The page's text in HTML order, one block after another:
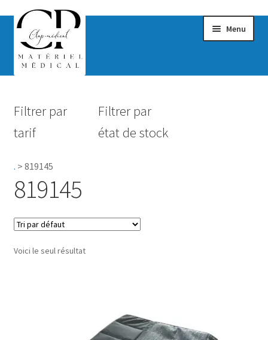
Menu
Hygiène
Accessoires Salle de bain
Filtrer par
tarif
Filtrer par
état de stock
. > 819145
819145
Voici le seul résultat